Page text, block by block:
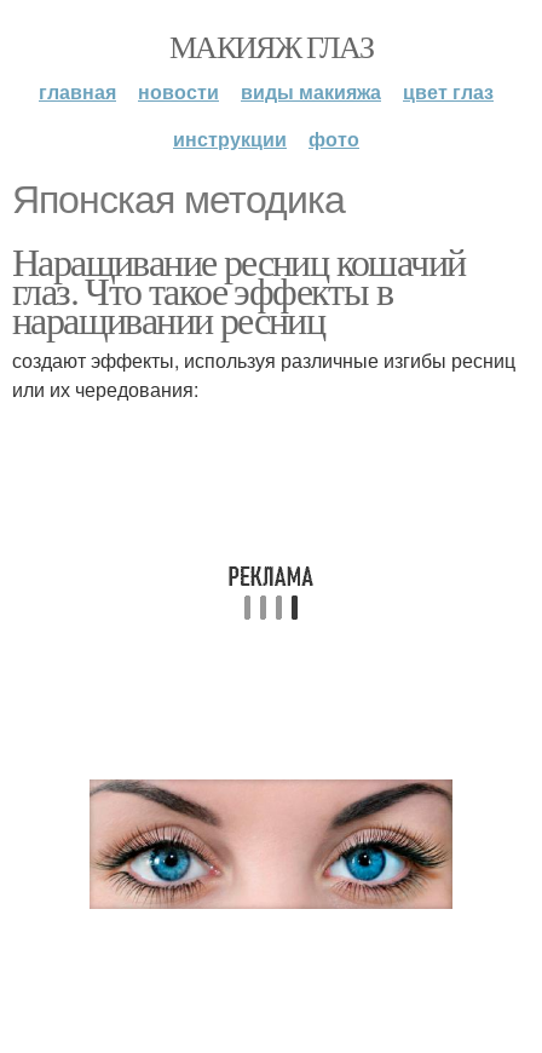
МАКИЯЖ ГЛАЗ
главная новости виды макияжа
цвет глаз
инструкции
фото
Японская методика
Наращивание ресниц кошачий
глаз. Что такое эффекты в
наращивании ресниц
создают эффекты, используя различные изгибы ресниц
или их чередования: